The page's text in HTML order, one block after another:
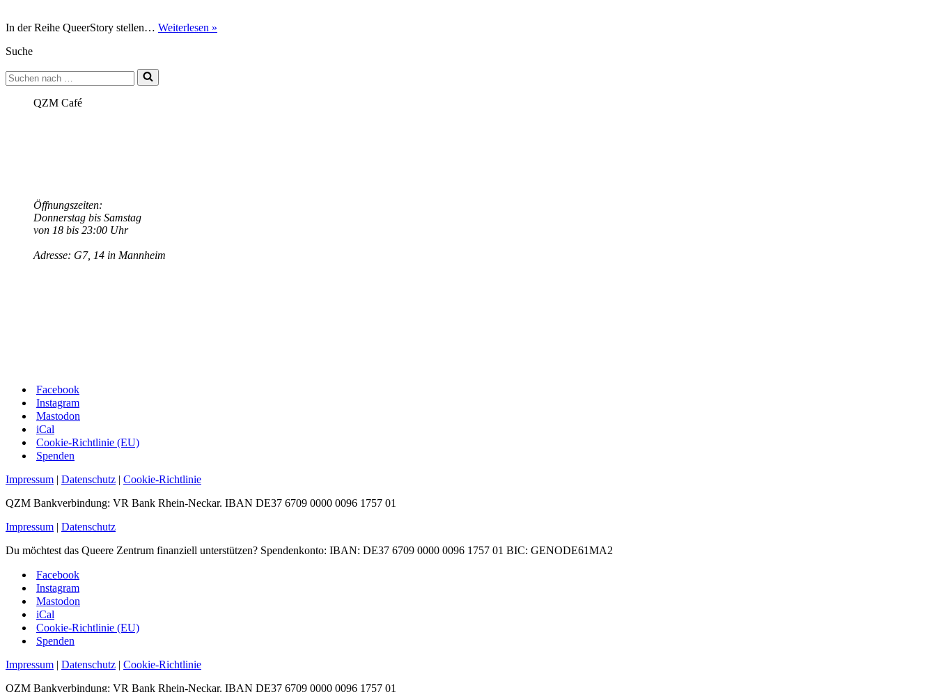
In der Reihe QueerStory stellen… Weiterlesen »
Suche
Suchen
nach …
QZM Café
Öffnungszeiten:
Donnerstag bis Samstag
von 18 bis 23:00 Uhr
Adresse: G7, 14 in Mannheim
Facebook
Instagram
Mastodon
iCal
Cookie-Richtlinie (EU)
Spenden
Impressum | Datenschutz | Cookie-Richtlinie
QZM Bankverbindung: VR Bank Rhein-Neckar. IBAN DE37 6709 0000 0096 1757 01
Impressum | Datenschutz
Du möchtest das Queere Zentrum finanziell unterstützen? Spendenkonto: IBAN: DE37 6709 0000 0096 1757 01 BIC: GENODE61MA2
Facebook
Instagram
Mastodon
iCal
Cookie-Richtlinie (EU)
Spenden
Impressum | Datenschutz | Cookie-Richtlinie
QZM Bankverbindung: VR Bank Rhein-Neckar. IBAN DE37 6709 0000 0096 1757 01